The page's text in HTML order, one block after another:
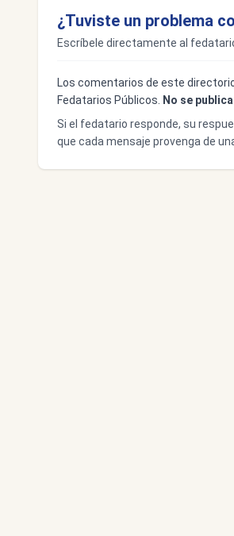
¿Tuviste un problema
Escríbele directamente al
Los comentarios de este
Fedatarios Públicos.
No se
Si el fedatario responde, su
que cada mensaje provenga de